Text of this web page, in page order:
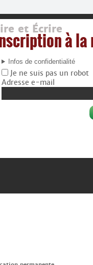
et Écrireà la
Infos de confidentialité
Je ne suis pas un robot
Adresse e-mail